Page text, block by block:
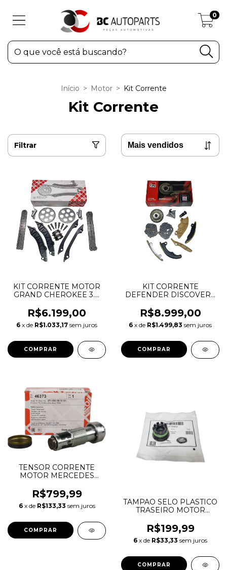
0
Início > Motor > Kit Corrente
Kit Corrente
Filtrar
KIT CORRENTE MOTOR
GRAND CHEROKEE 3.0
68483379AA 68515619AA
46328119 46328126
68147431AA 68147485AA
R$6.199,00
6 x de R$1.033,17 sem juros
KIT CORRENTE
DEFENDER DISCOVERY
2.0 INGENIUM
GASOLINA AJ200 AJ20P4
R$8.999,00
6 x de R$1.499,83 sem juros
TENSOR CORRENTE
MOTOR MERCEDES
A2710500911
A0009976220
R$799,99
6 x de R$133,33 sem juros
TAMPAO SELO PLASTICO
TRASEIRO MOTOR
SPORT 23M 2.0
GASOLINA INGENIUM
LR091801 LR135858
R$199,99
6 x de R$33,33 sem juros